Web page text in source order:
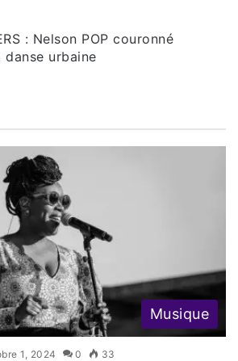
: Nelson POP couronné
urbaine
Musique
1, 2024 0 33